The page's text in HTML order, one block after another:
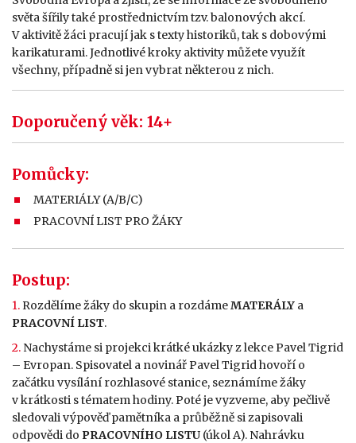
světa šířily také prostřednictvím tzv. balonových akcí.
V aktivitě žáci pracují jak s texty historiků, tak s dobovými
karikaturami. Jednotlivé kroky aktivity můžete využít
všechny, případně si jen vybrat některou z nich.
Doporučený věk: 14+
Pomůcky:
MATERIÁLY (A/B/C)
PRACOVNÍ LIST PRO ŽÁKY
Postup:
1. Rozdělíme žáky do skupin a rozdámeMATERÁLY a
PRACOVNÍ LIST.
2. Nachystáme si projekci krátké ukázky z lekce Pavel Tigrid
– Evropan. Spisovatel a novinář Pavel Tigrid hovoří o
začátku vysílání rozhlasové stanice, seznámíme žáky
v krátkosti s tématem hodiny. Poté je vyzveme, aby pečlivě
sledovali výpověď pamětníka a průběžně si zapisovali
odpovědi do PRACOVNÍHO LISTU (úkol A). Nahrávku